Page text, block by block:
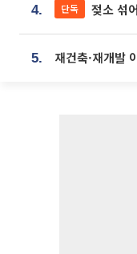
4. 단독 젖소 섞어놓
5.